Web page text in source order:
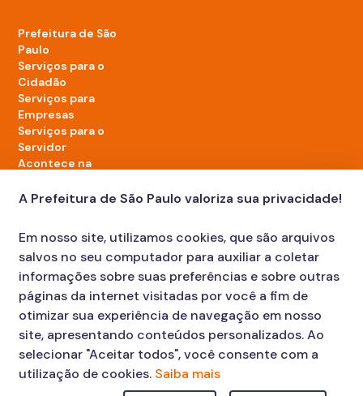
Prefeitura de São
Paulo
Serviços para o
Cidadão
Serviços para
Empresas
Serviços para o
Servidor
Acontece na
LinkedIn da Prefeitura de São Paulo
TikTok da Prefeitura de São Paulo
YouTube da Prefeitura de São Paulo
X da Prefeitura de São Paulo
Instagram da Prefeitura de São Paulo
Facebook da Prefeitura de São Paulo
Diário Oficial
Atendimento: Faça sua Solicitação
A Prefeitura de São Paulo valoriza sua privacidade!
Em nosso site, utilizamos cookies, que são arquivos
salvos no seu computador para auxiliar a coletar
informações sobre suas preferências e sobre outras
páginas da internet visitadas por você a fim de
otimizar sua experiência de navegação em nosso
site, apresentando conteúdos personalizados. Ao
selecionar "Aceitar todos", você consente com a
utilização de cookies. Saiba mais